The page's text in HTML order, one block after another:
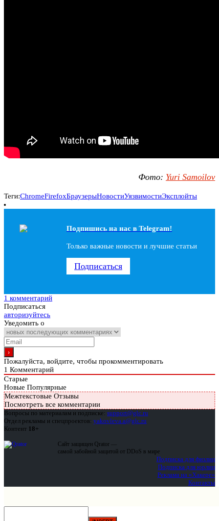
Фото: Yuri Samoilov
Теги:ChromeFirefoxБраузерыНовостиУязвимостиЭксплойты
Подпишись на наc в Telegram!
Только важные новости и лучшие статьи
Подписаться
1 комментарий
Подписаться
авторизуйтесь
Уведомить о
Пожалуйста, войдите, чтобы прокомментировать
1 Комментарий
Старые
Новые Популярные
Межтекстовые Отзывы
Посмотреть все комментарии
Вопросы по материалам и подписке: support@glc.ru
Отдел рекламы и спецпроектов: yakovleva.a@glc.ru
Контент 18+
Сайт защищен Qrator —
самой забойной защитой от DDoS в мире
Подписка для физлиц
Подписка для юрлиц
Реклама на «Хакере»
Контакты